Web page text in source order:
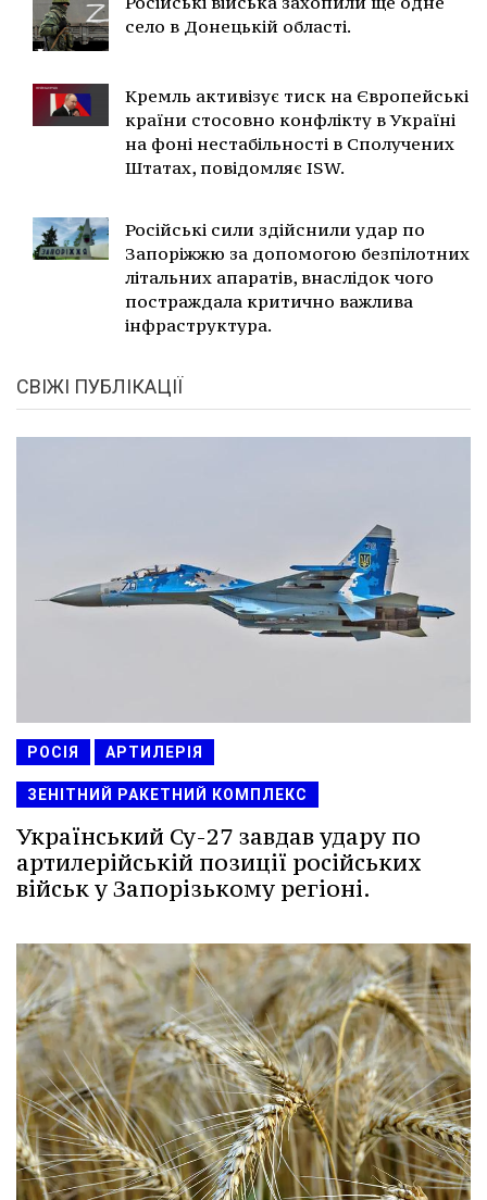
село в Донецькій області.
Кремль активізує тиск на Європейські
країни стосовно конфлікту в Україні
на фоні нестабільності в Сполучених
Штатах, повідомляє ISW.
Російські сили здійснили удар по
Запоріжжю за допомогою безпілотних
літальних апаратів, внаслідок чого
постраждала критично важлива
інфраструктура.
СВІЖІ ПУБЛІКАЦІЇ
РОСІЯ АРТИЛЕРІЯ
ЗЕНІТНИЙ РАКЕТНИЙ КОМПЛЕКС
Український Су-27 завдав удару по
артилерійській позиції російських
військ у Запорізькому регіоні.